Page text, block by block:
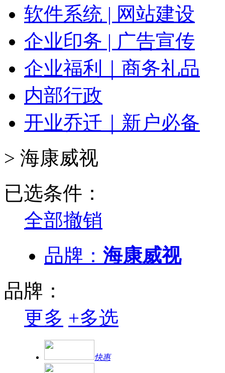
软件系统 | 网站建设
企业印务 | 广告宣传
企业福利｜商务礼品
内部行政
开业乔迁｜新户必备
> 海康威视
已选条件：
全部撤销
品牌： 海康威视
品牌：
更多 +多选
快惠